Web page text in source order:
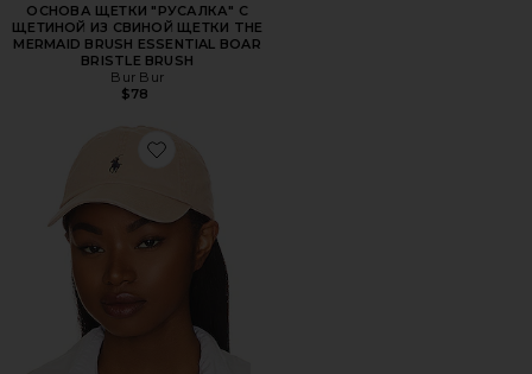
ОСНОВА ЩЕТКИ "РУСАЛКА" С
ЩЕТИНОЙ ИЗ СВИНОЙ ЩЕТКИ THE
MERMAID BRUSH ESSENTIAL BOAR
BRISTLE BRUSH
Bur Bur
$78
Favorite ШЛЯПА